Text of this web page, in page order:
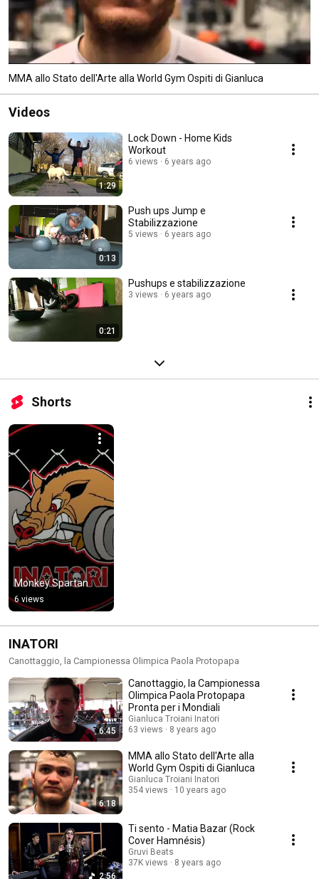
MMA allo Stato dell'Arte alla World Gym Ospiti di Gianluca
Videos
1:29
Lock Down - Home Kids
Workout
6 views 6 years ago
0:13
Push ups Jump e
Stabilizzazione
5 views 6 years ago
0:21
Pushups e stabilizzazione
3 views 6 years ago
Shorts
Monkey Spartan
6 views
INATORI
Canottaggio, la Campionessa Olimpica Paola Protopapa
6:45
Canottaggio, la Campionessa
Olimpica Paola Protopapa
Pronta per i Mondiali
Gianluca Troiani Inatori
63 views
8 years ago
6:18
MMA allo Stato dell'Arte alla
World Gym Ospiti di Gianluca
Gianluca Troiani Inatori
354 views
10 years ago
2:56
Ti sento - Matia Bazar (Rock
Cover Hamnésis)
Gruvi Beats
37K views
8 years ago